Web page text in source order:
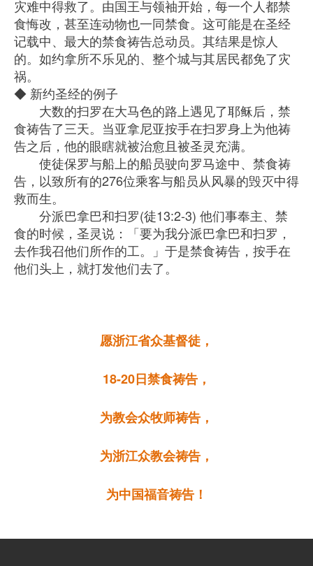
灾难中得救了。 由国王与领袖开始，每一个人都禁
食悔改，甚至连动物也一同禁食。 这可能是在圣经
记载中、最大的禁食祷告总动员。其结果是惊人
的。 如约拿所不乐见的、整个城与其居民都免了灾
祸。
◆ 新约圣经的例子
大数的扫罗在大马色的路上遇见了耶稣后，禁
食祷告了三天。 当亚拿尼亚按手在扫罗身上为他祷
告之后， 他的眼瞎就被治愈且被圣灵充满。
使徒保罗与船上的船员驶向罗马途中、禁食祷
告， 以致所有的276位乘客与船员从风暴的毁灭中得
救而生。
分派巴拿巴和扫罗(徒13:2-3) 他们事奉主、禁
食的时候，圣灵说：「要为我分派巴拿巴和扫罗，
去作我召他们所作的工。」于是禁食祷告，按手在
他们头上， 就打发他们去了。
愿浙江省众基督徒，
18-20日禁食祷告，
为教会众牧师祷告，
为浙江众教会祷告，
为中国福音祷告！